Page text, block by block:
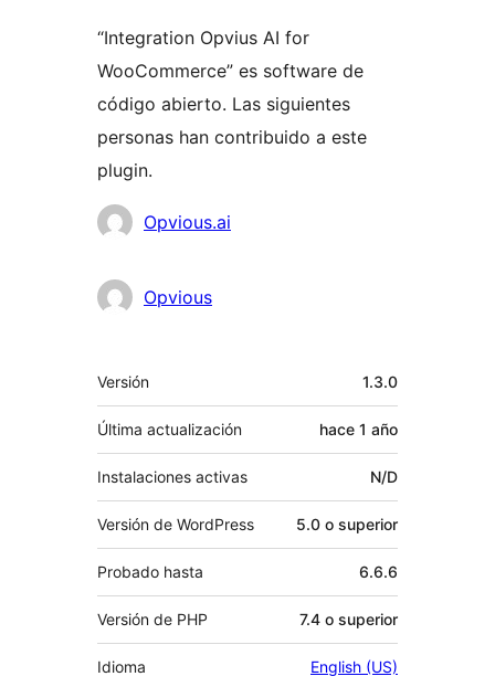
“Integration Opvius AI for
WooCommerce” es software de
código abierto. Las siguientes
personas han contribuido a este
plugin.
Colaboradores
Opvious.ai
Opvious
Meta
Versión 1.3.0
Última actualización hace 1 año
Instalaciones activas N/D
Versión de WordPress 5.0 o superior
Probado hasta 6.6.6
Versión de PHP 7.4 o superior
Idioma English (US)